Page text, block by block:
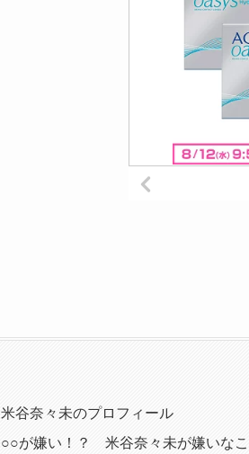
米谷奈々未のプロフィール
○○が嫌い！？ 米谷奈々未が嫌いなこ